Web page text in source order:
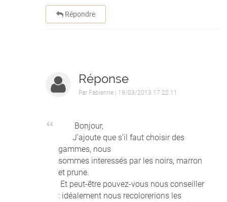
Répondre
Réponse
Par Fabienne | 19/03/2013 17:22:11
Bonjour,
J'ajoute que s'il faut choisir des
gammes, nous
sommes interessés par les noirs, marron
et prune.
Et peut-être pouvez-vous nous conseiller
: idéalement nous recolorerions les